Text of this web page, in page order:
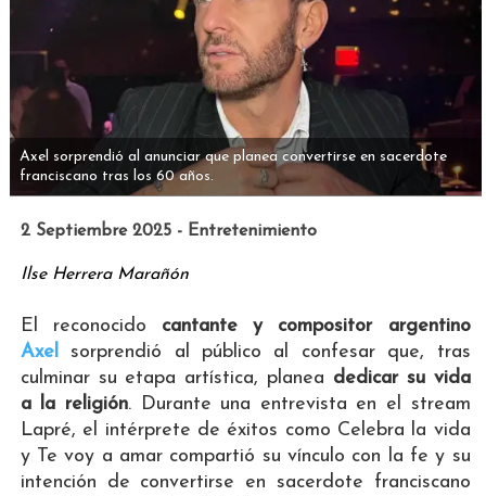
Axel sorprendió al anunciar que planea convertirse en sacerdote
franciscano tras los 60 años.
2 Septiembre 2025 - Entretenimiento
Ilse Herrera Marañón
El reconocido cantante y compositor argentino
Axel
sorprendió al público al confesar que, tras
culminar su etapa artística, planea dedicar su vida
a la religión. Durante una entrevista en el stream
Lapré, el intérprete de éxitos como Celebra la vida
y Te voy a amar compartió su vínculo con la fe y su
intención de convertirse en sacerdote franciscano